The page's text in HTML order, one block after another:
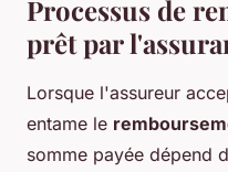
Processus de
prêt par
Lorsque l'assureur
entame le
somme payée dépend